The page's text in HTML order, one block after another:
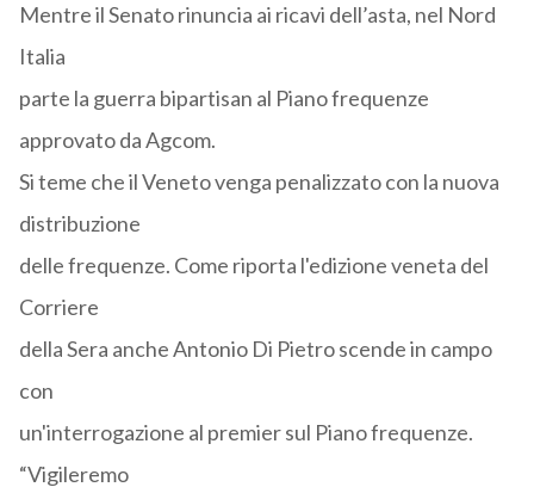
Mentre il Senato rinuncia ai ricavi dell’asta, nel Nord
Italia
parte la guerra bipartisan al Piano frequenze
approvato da Agcom.
Si teme che il Veneto venga penalizzato con la nuova
distribuzione
delle frequenze. Come riporta l'edizione veneta del
Corriere
della Sera anche Antonio Di Pietro scende in campo
con
un'interrogazione al premier sul Piano frequenze.
“Vigileremo